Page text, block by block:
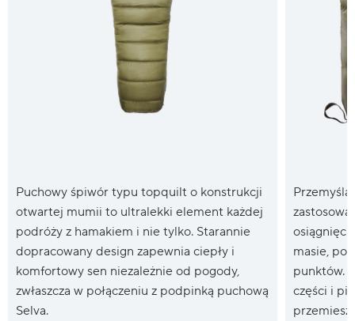
Puchowy śpiwór typu topquilt o konstrukcji
otwartej mumii to ultralekki element każdej
podróży z hamakiem i nie tylko. Starannie
dopracowany design zapewnia ciepły i
komfortowy sen niezależnie od pogody,
zwłaszcza w połączeniu z podpinką puchową
Selva.
masie,
punktów.
części i